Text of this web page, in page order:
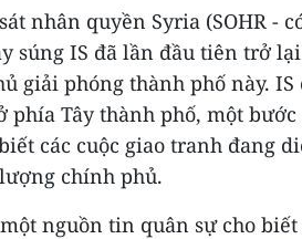
nhân quyền Syria (SOHR -
súng IS đã lần đầu tiên trở
giải phóng thành phố này.
phía Tây thành phố, một
biết các cuộc giao tranh đang
chính phủ.
nguồn tin quân sự cho